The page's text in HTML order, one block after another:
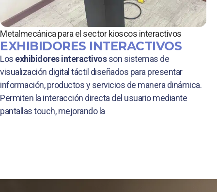
Metalmecánica para el sector kioscos interactivos
EXHIBIDORES INTERACTIVOS
Los exhibidores interactivosson sistemas de
visualización digital táctil diseñados para presentar
información, productos y servicios de manera dinámica.
Permiten la interacción directa del usuario mediante
pantallas touch, mejorando la